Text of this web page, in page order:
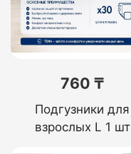
760 ₸
Подгузники для
взрослых L 1 шт